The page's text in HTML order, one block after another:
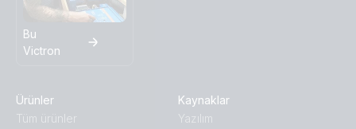
Bu
Victron
Ürünler
Tüm ürünler
Kaynaklar
Yazılım